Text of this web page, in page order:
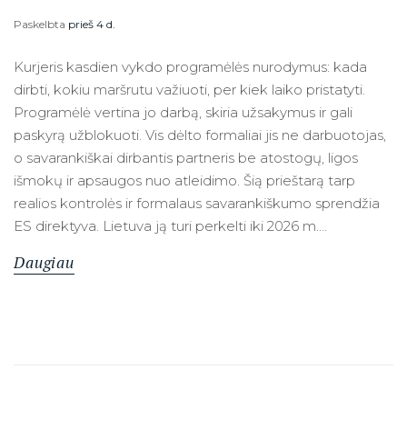
Paskelbta prieš 4 d.
Kurjeris kasdien vykdo programėlės nurodymus: kada
dirbti, kokiu maršrutu važiuoti, per kiek laiko pristatyti.
Programėlė vertina jo darbą, skiria užsakymus ir gali
paskyrą užblokuoti. Vis dėlto formaliai jis ne darbuotojas,
o savarankiškai dirbantis partneris be atostogų, ligos
išmokų ir apsaugos nuo atleidimo. Šią prieštarą tarp
realios kontrolės ir formalaus savarankiškumo sprendžia
ES direktyva. Lietuva ją turi perkelti iki 2026 m.…
Daugiau